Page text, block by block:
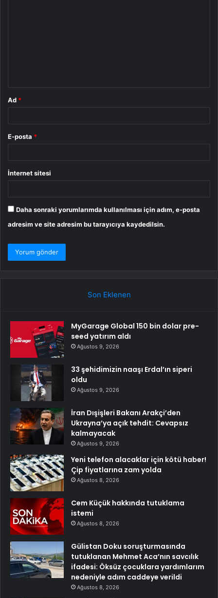
Ad *
E-posta *
İnternet sitesi
Daha sonraki yorumlarımda kullanılması için adım, e-posta
adresim ve site adresim bu tarayıcıya kaydedilsin.
Son Eklenen
MyGarage Global 150 bin dolar pre-
seed yatırım aldı
Ağustos 9, 2026
33 şehidimizin naaşı Erdal’ın siperi
oldu
Ağustos 9, 2026
İran Dışişleri Bakanı Arakçi’den
Ukrayna’ya açık tehdit: Cevapsız
kalmayacak
Ağustos 9, 2026
Yeni telefon alacaklar için kötü haber!
Çip fiyatlarına zam yolda
Ağustos 8, 2026
Cem Küçük hakkında tutuklama
istemi
Ağustos 8, 2026
Gülistan Doku soruşturmasında
tutuklanan Mehmet Aca’nın savcılık
ifadesi: Öksüz çocuklara yardımlarım
nedeniyle adım caddeye verildi
Ağustos 8, 2026